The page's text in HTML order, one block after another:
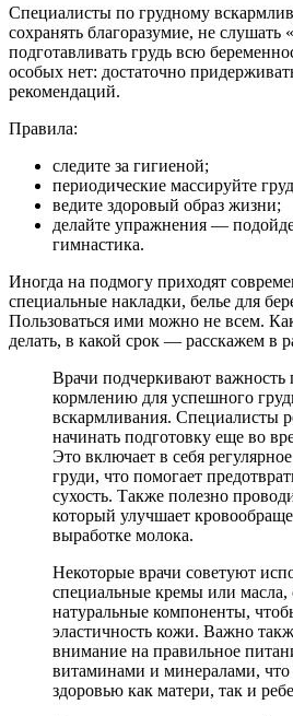
Специалисты по грудному
сохранять благоразумие, не слушать
подготавливать грудь всю
особых нет: достаточно
рекомендаций.
Правила:
следите за гигиеной;
периодические массируйте
ведите здоровый образ жизни;
делайте упражнения —
гимнастика.
Иногда на подмогу приходят
специальные накладки, белье для
Пользоваться ими можно не всем.
делать, в какой срок — расскажем в
Врачи подчеркивают важность
кормлению для успешного
вскармливания. Специалисты
начинать подготовку еще во
Это включает в себя
груди, что помогает
сухость. Также полезно
который улучшает
выработке молока.
Некоторые врачи советуют
специальные кремы или
натуральные компоненты,
эластичность кожи. Важно
внимание на правильное
витаминами и минералами, что
здоровью как матери, так и